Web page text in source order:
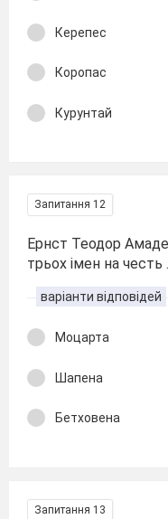
Керепес
Коропас
Курунтай
Запитання 12
Ернст Теодор
трьох імен на честь
варіанти відповідей
Моцарта
Шапена
Бетховена
Запитання 13